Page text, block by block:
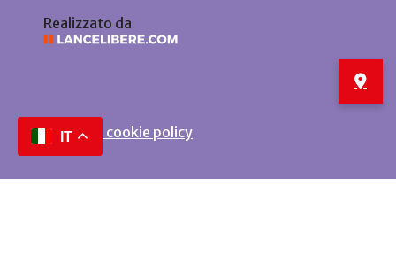
Realizzato da
Privacy e cookie policy
IT